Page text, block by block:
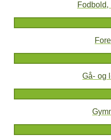
Gå- og